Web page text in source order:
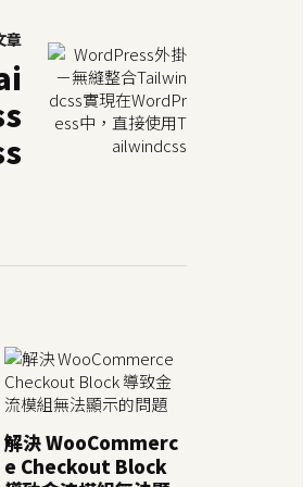
章
解決 WooCommerc
e Checkout Block